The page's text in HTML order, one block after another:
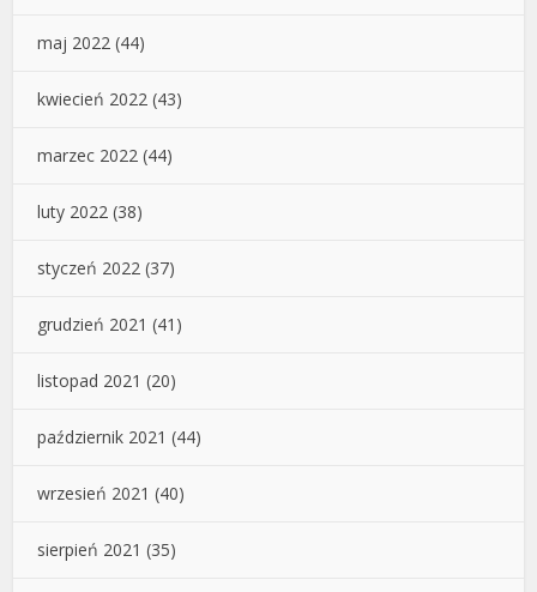
maj 2022 (44)
kwiecień 2022 (43)
marzec 2022 (44)
luty 2022 (38)
styczeń 2022 (37)
grudzień 2021 (41)
listopad 2021 (20)
październik 2021 (44)
wrzesień 2021 (40)
sierpień 2021 (35)